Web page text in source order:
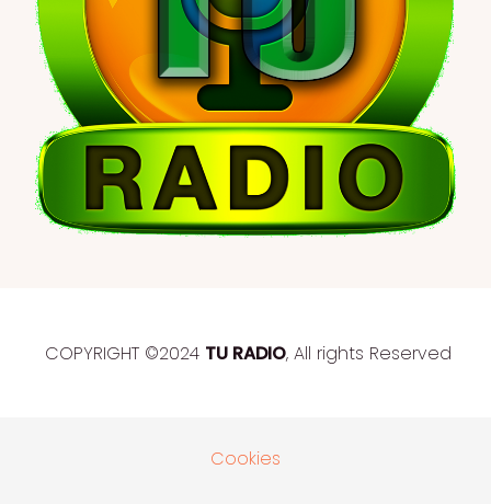
COPYRIGHT ©2024 TU RADIO, All rights Reserved
Cookies